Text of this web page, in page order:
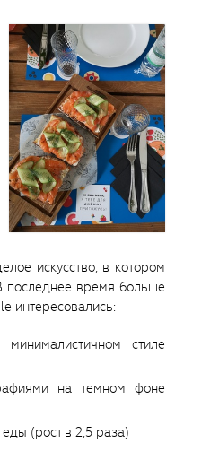
искусство, в котором
последнее время больше
интересовались:
стиле
на темном фоне
(рост в 2,5 раза)